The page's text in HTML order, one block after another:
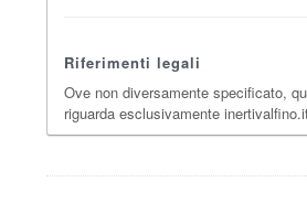
Riferimenti legali
Ove non diversamente specificato,
riguarda esclusivamente